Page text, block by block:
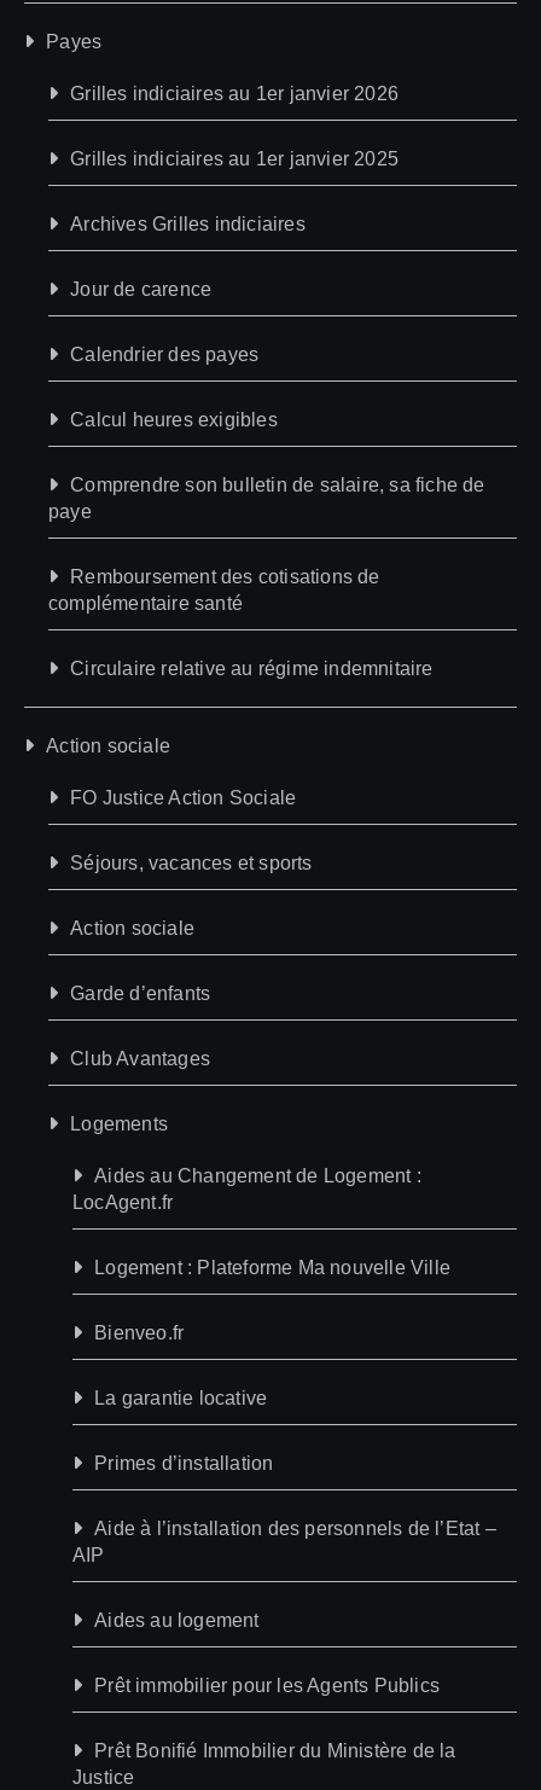
Payes
Grilles indiciaires au 1er janvier 2026
Grilles indiciaires au 1er janvier 2025
Archives Grilles indiciaires
Jour de carence
Calendrier des payes
Calcul heures exigibles
Comprendre son bulletin de salaire, sa fiche de
paye
Remboursement des cotisations de
complémentaire santé
Circulaire relative au régime indemnitaire
Action sociale
FO Justice Action Sociale
Séjours, vacances et sports
Action sociale
Garde d’enfants
Club Avantages
Logements
Aides au Changement de Logement :
LocAgent.fr
Logement : Plateforme Ma nouvelle Ville
Bienveo.fr
La garantie locative
Primes d’installation
Aide à l’installation des personnels de l’Etat –
AIP
Aides au logement
Prêt immobilier pour les Agents Publics
Prêt Bonifié Immobilier du Ministère de la
Justice